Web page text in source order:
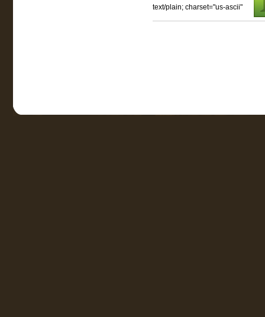
text/plain; charset="us-ascii"